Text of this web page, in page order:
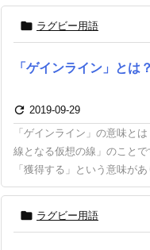
 ラグビー用語
「ゲインライン」とは
 2019-09-29
「ゲインライン」の意味と
線となる仮想の線」のこと
「獲得する」という意味が
 ラグビー用語